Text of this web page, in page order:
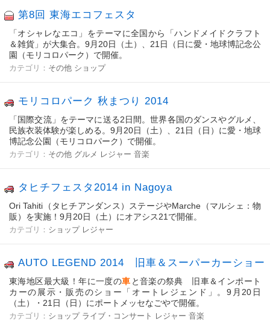
第8回 東海エコフェスタ
「オシャレなエコ」をテーマに全国から「ハンドメイドクラフト
＆雑貨」が大集合。9月20日（土）、21日（日に愛・地球博記念公
園（モリコロパーク）で開催。
カテゴリ： その他 ショップ
モリコロパーク 秋まつり 2014
「国際交流」をテーマに送る2日間。世界各国のダンスやグルメ、
民族衣装体験が楽しめる。9月20日（土）、21日（日）に愛・地球
博記念公園（モリコロパーク）で開催。
カテゴリ： その他 グルメ レジャー 音楽
タヒチフェスタ2014 in Nagoya
Ori Tahiti（タヒチアンダンス）ステージやMarche（マルシェ：物
販）を実施！9月20日（土）にオアシス21で開催。
カテゴリ： ショップ レジャー
AUTO LEGEND 2014 旧車＆スーパーカーショー
東海地区最大級！年に一度の車 と音楽の祭典 旧車＆インポート
カーの展示・販売のショー「オートレジェンド」。9月20日
（土）・21日（日）にポートメッセなごやで開催。
カテゴリ： ショップ ライブ・コンサート レジャー 音楽